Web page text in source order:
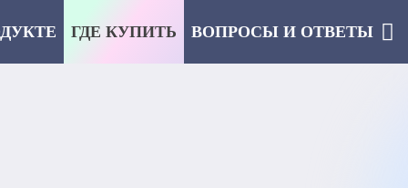
ГДЕ КУПИТЬ ВОПРОСЫ И ОТВЕТЫ